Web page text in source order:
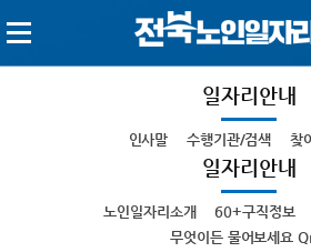
일자리안내
인사말 수행기관/검색 찾
일자리안내
노인일자리소개 60+구직정보
무엇이든 물어보세요